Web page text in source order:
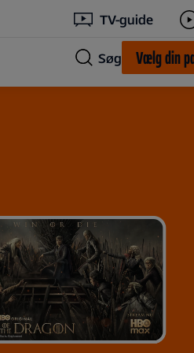
TV-guide
Søg Vælg din